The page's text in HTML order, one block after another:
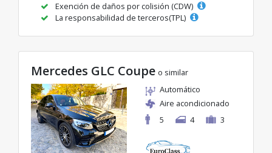
Exención de daños por colisión (CDW)
La responsabilidad de terceros(TPL)
Mercedes GLC Coupe o similar
Automático
Aire acondicionado
5
4 3